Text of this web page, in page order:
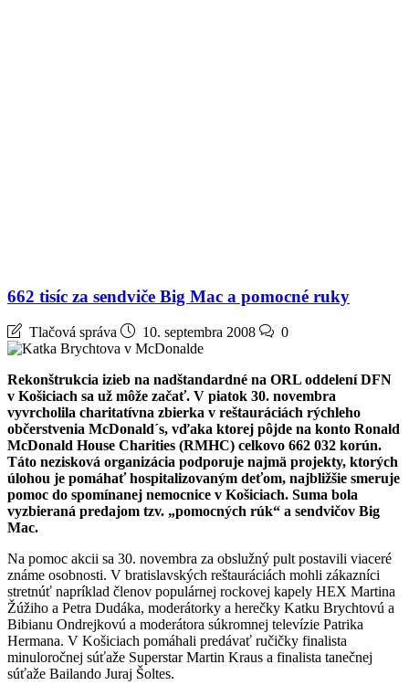
662 tisíc za sendviče Big Mac a pomocné ruky
Tlačová správa 10. septembra 2008 0
Rekonštrukcia izieb na nadštandardné na ORL oddelení DFN
v Košiciach sa už môže začať. V piatok 30. novembra
vyvrcholila charitatívna zbierka v reštauráciách rýchleho
občerstvenia McDonald´s, vďaka ktorej pôjde na konto Ronald
McDonald House Charities (RMHC) celkovo 662 032 korún.
Táto nezisková organizácia podporuje najmä projekty, ktorých
úlohou je pomáhať hospitalizovaným deťom, najbližšie smeruje
pomoc do spomínanej nemocnice v Košiciach. Suma bola
vyzbieraná predajom tzv. „pomocných rúk“ a sendvičov Big
Mac.
Na pomoc akcii sa 30. novembra za obslužný pult postavili viaceré
známe osobnosti. V bratislavských reštauráciách mohli zákazníci
stretnúť napríklad členov populárnej rockovej kapely HEX Martina
Žúžiho a Petra Dudáka, moderátorky a herečky Katku Brychtovú a
Bibianu Ondrejkovú a moderátora súkromnej televízie Patrika
Hermana. V Košiciach pomáhali predávať ručičky finalista
minuloročnej súťaže Superstar Martin Kraus a finalista tanečnej
súťaže Bailando Juraj Šoltes.